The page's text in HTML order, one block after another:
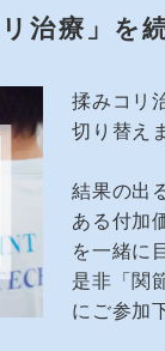
治療」を
揉みコリ
切り替え
結果の出
ある付加
を一緒に
是非「関
にご参加